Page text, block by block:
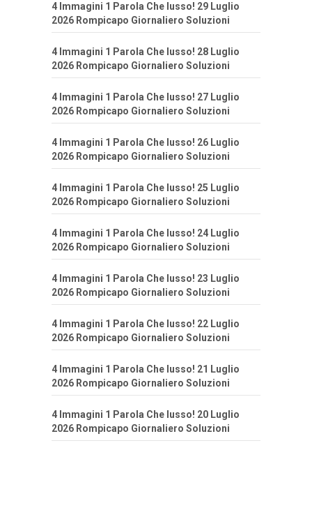
4 Immagini 1 Parola Che lusso! 29 Luglio
2026 Rompicapo Giornaliero Soluzioni
4 Immagini 1 Parola Che lusso! 28 Luglio
2026 Rompicapo Giornaliero Soluzioni
4 Immagini 1 Parola Che lusso! 27 Luglio
2026 Rompicapo Giornaliero Soluzioni
4 Immagini 1 Parola Che lusso! 26 Luglio
2026 Rompicapo Giornaliero Soluzioni
4 Immagini 1 Parola Che lusso! 25 Luglio
2026 Rompicapo Giornaliero Soluzioni
4 Immagini 1 Parola Che lusso! 24 Luglio
2026 Rompicapo Giornaliero Soluzioni
4 Immagini 1 Parola Che lusso! 23 Luglio
2026 Rompicapo Giornaliero Soluzioni
4 Immagini 1 Parola Che lusso! 22 Luglio
2026 Rompicapo Giornaliero Soluzioni
4 Immagini 1 Parola Che lusso! 21 Luglio
2026 Rompicapo Giornaliero Soluzioni
4 Immagini 1 Parola Che lusso! 20 Luglio
2026 Rompicapo Giornaliero Soluzioni